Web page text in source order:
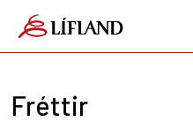
Karfan þín
Fréttir